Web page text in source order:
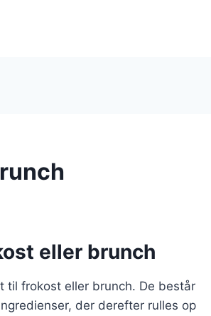
eller brunch
til frokost eller brunch. De består
der derefter rulles op